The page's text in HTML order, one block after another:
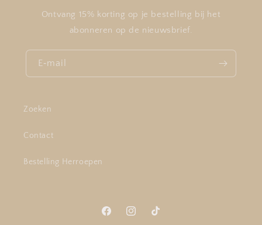
Ontvang 15% korting op je bestelling bij het
abonneren op de nieuwsbrief.
E‑mail
Zoeken
Contact
Bestelling Herroepen
FacebookInstagramTikTok